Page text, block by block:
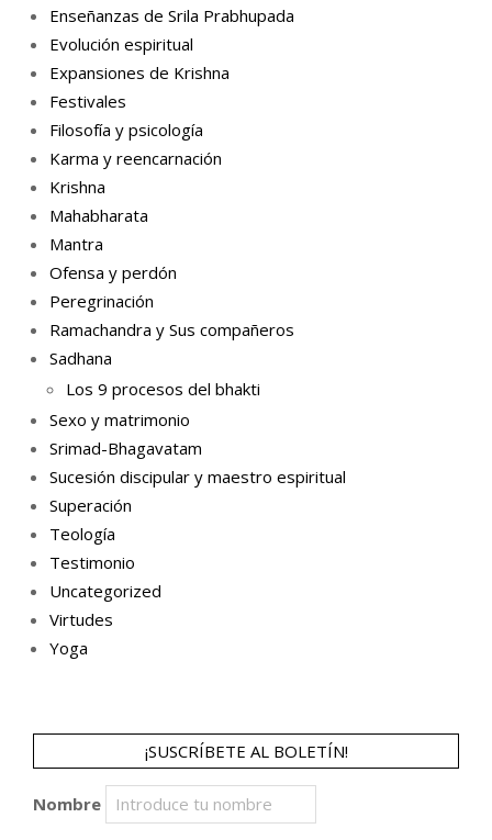
Enseñanzas de Srila Prabhupada
Evolución espiritual
Expansiones de Krishna
Festivales
Filosofía y psicología
Karma y reencarnación
Krishna
Mahabharata
Mantra
Ofensa y perdón
Peregrinación
Ramachandra y Sus compañeros
Sadhana
Los 9 procesos del bhakti
Sexo y matrimonio
Srimad-Bhagavatam
Sucesión discipular y maestro espiritual
Superación
Teología
Testimonio
Uncategorized
Virtudes
Yoga
¡SUSCRÍBETE AL BOLETÍN!
Nombre